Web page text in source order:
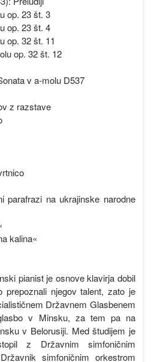
23 št. 3
23 št. 4
32 št. 11
32 št. 12
v a-molu D537
z razstave
parafrazi na ukrajinske narodne
pianist je osnove klavirja dobil
njegov talent, zato je
Državnem Glasbenem
v Minsku, za tem pa na
v Belorusiji. Med študijem je
z Državnim simfoničnim
simfoničnim orkestrom